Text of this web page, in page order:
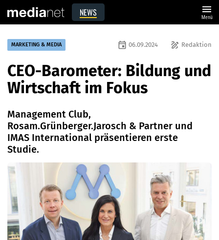
NEWS menu
Menü
MARKETING & MEDIA draw Redaktion
event 06.09.2024
CEO-Barometer: Bildung und
Wirtschaft im Fokus
Management Club,
Rosam.Grünberger.Jarosch & Partner und
IMAS International präsentieren erste
Studie.